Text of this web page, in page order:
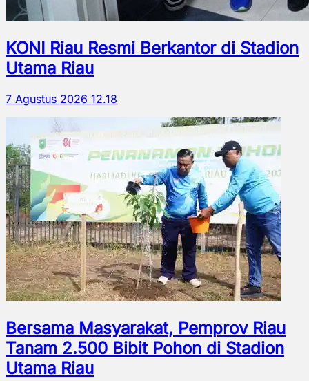
KONI Riau Resmi Berkantor di Stadion
Utama Riau
7 Agustus 2026 12.18
Bersama Masyarakat, Pemprov Riau
Tanam 2.500 Bibit Pohon di Stadion
Utama Riau